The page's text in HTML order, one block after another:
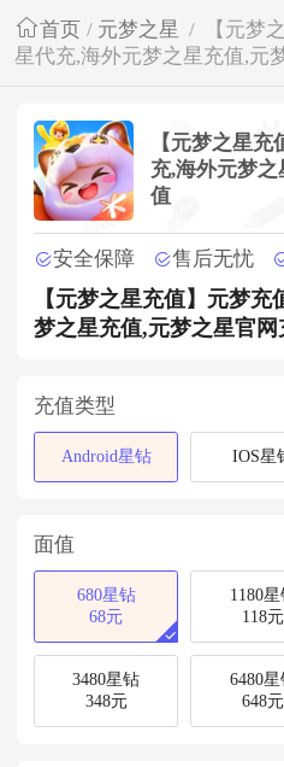
首页 / 元梦之星 /
【元梦
星代充,海外元梦之星充值,元
【元梦之星
充,海外元梦
值
安全保障 售后无忧
【元梦之星充值】元梦
梦之星充值,元梦之星官网
充值类型
Android星钻 IOS星
面值
680星钻
68元
1180星
118元
3480星钻
348元
6480星
648元